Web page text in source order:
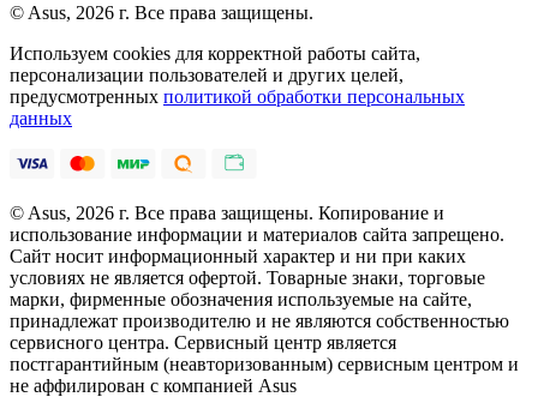
© Asus, 2026 г. Все права защищены.
Используем cookies для корректной работы сайта,
персонализации пользователей и других целей,
предусмотренных политикой обработки персональных
данных
© Asus, 2026 г. Все права защищены. Копирование и
использование информации и материалов сайта запрещено.
Сайт носит информационный характер и ни при каких
условиях не является офертой. Товарные знаки, торговые
марки, фирменные обозначения используемые на сайте,
принадлежат производителю и не являются собственностью
сервисного центра. Сервисный центр является
постгарантийным (неавторизованным) сервисным центром и
не аффилирован с компанией Asus